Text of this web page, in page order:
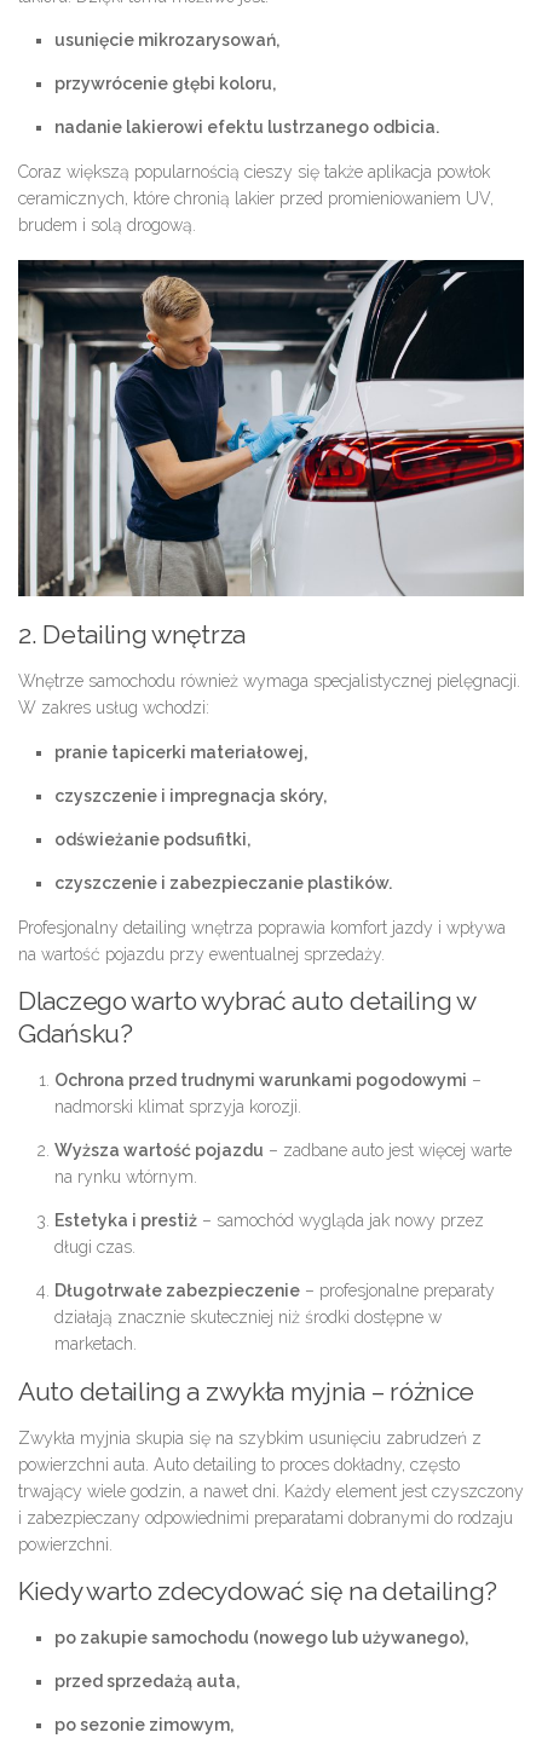
usunięcie mikrozarysowań,
przywrócenie głębi koloru,
nadanie lakierowi efektu lustrzanego odbicia.
Coraz większą popularnością cieszy się także aplikacja powłok
ceramicznych, które chronią lakier przed promieniowaniem UV,
brudem i solą drogową.
2. Detailing wnętrza
Wnętrze samochodu również wymaga specjalistycznej pielęgnacji.
W zakres usług wchodzi:
pranie tapicerki materiałowej,
czyszczenie i impregnacja skóry,
odświeżanie podsufitki,
czyszczenie i zabezpieczanie plastików.
Profesjonalny detailing wnętrza poprawia komfort jazdy i wpływa
na wartość pojazdu przy ewentualnej sprzedaży.
Dlaczego warto wybrać auto detailing w
Gdańsku?
Ochrona przed trudnymi warunkami pogodowymi –
nadmorski klimat sprzyja korozji.
Wyższa wartość pojazdu – zadbane auto jest więcej warte
na rynku wtórnym.
Estetyka i prestiż – samochód wygląda jak nowy przez
długi czas.
Długotrwałe zabezpieczenie – profesjonalne preparaty
działają znacznie skuteczniej niż środki dostępne w
marketach.
Auto detailing a zwykła myjnia – różnice
Zwykła myjnia skupia się na szybkim usunięciu zabrudzeń z
powierzchni auta. Auto detailing to proces dokładny, często
trwający wiele godzin, a nawet dni. Każdy element jest czyszczony
i zabezpieczany odpowiednimi preparatami dobranymi do rodzaju
powierzchni.
Kiedy warto zdecydować się na detailing?
po zakupie samochodu (nowego lub używanego),
przed sprzedażą auta,
po sezonie zimowym,